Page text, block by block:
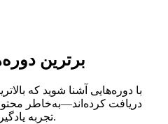
برترین
با دوره‌هایی آشنا شوید که
دریافت کرده‌اند—به‌خاطر
تجربه یادگیری بی‌نظیر در موضوعات متنوع.